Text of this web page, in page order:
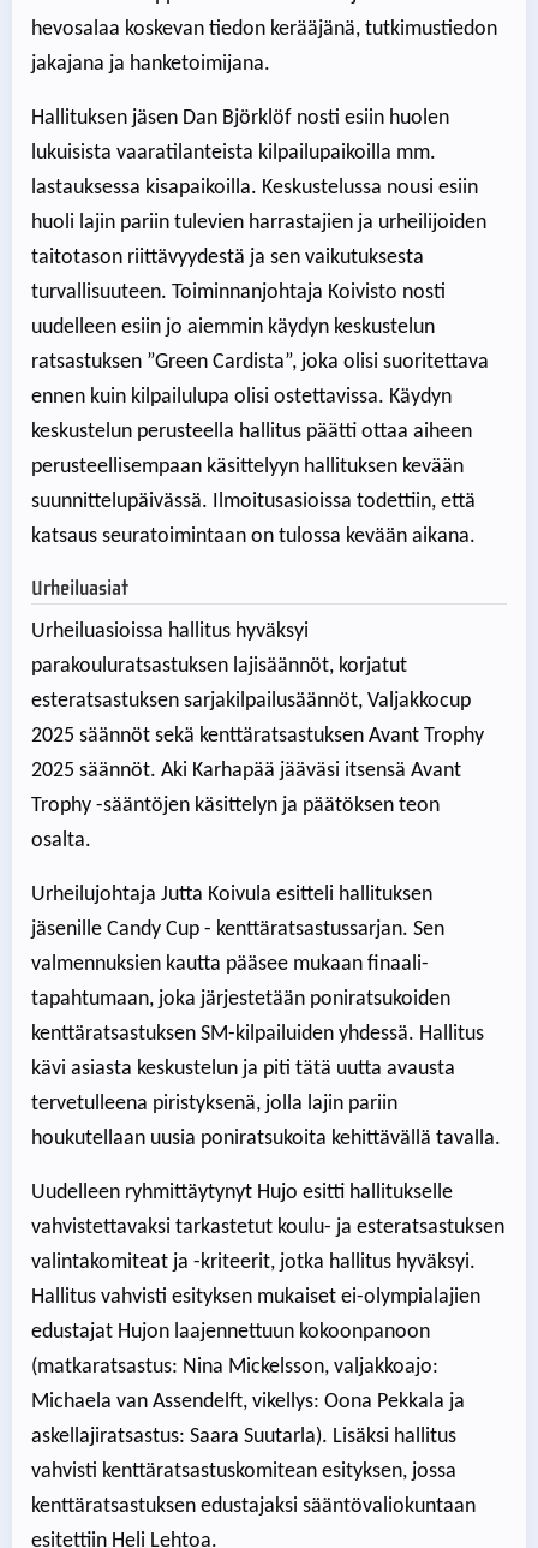
hevosalaa koskevan tiedon kerääjänä, tutkimustiedon
jakajana ja hanketoimijana.
Hallituksen jäsen Dan Björklöf nosti esiin huolen
lukuisista vaaratilanteista kilpailupaikoilla mm.
lastauksessa kisapaikoilla. Keskustelussa nousi esiin
huoli lajin pariin tulevien harrastajien ja urheilijoiden
taitotason riittävyydestä ja sen vaikutuksesta
turvallisuuteen. Toiminnanjohtaja Koivisto nosti
uudelleen esiin jo aiemmin käydyn keskustelun
ratsastuksen ”Green Cardista”, joka olisi suoritettava
ennen kuin kilpailulupa olisi ostettavissa. Käydyn
keskustelun perusteella hallitus päätti ottaa aiheen
perusteellisempaan käsittelyyn hallituksen kevään
suunnittelupäivässä. Ilmoitusasioissa todettiin, että
katsaus seuratoimintaan on tulossa kevään aikana.
Urheiluasiat
Urheiluasioissa hallitus hyväksyi
parakouluratsastuksen lajisäännöt, korjatut
esteratsastuksen sarjakilpailusäännöt, Valjakkocup
2025 säännöt sekä kenttäratsastuksen Avant Trophy
2025 säännöt. Aki Karhapää jääväsi itsensä Avant
Trophy -sääntöjen käsittelyn ja päätöksen teon
osalta.
Urheilujohtaja Jutta Koivula esitteli hallituksen
jäsenille Candy Cup - kenttäratsastussarjan. Sen
valmennuksien kautta pääsee mukaan finaali-
tapahtumaan, joka järjestetään poniratsukoiden
kenttäratsastuksen SM-kilpailuiden yhdessä. Hallitus
kävi asiasta keskustelun ja piti tätä uutta avausta
tervetulleena piristyksenä, jolla lajin pariin
houkutellaan uusia poniratsukoita kehittävällä tavalla.
Uudelleen ryhmittäytynyt Hujo esitti hallitukselle
vahvistettavaksi tarkastetut koulu- ja esteratsastuksen
valintakomiteat ja -kriteerit, jotka hallitus hyväksyi.
Hallitus vahvisti esityksen mukaiset ei-olympialajien
edustajat Hujon laajennettuun kokoonpanoon
(matkaratsastus: Nina Mickelsson, valjakkoajo:
Michaela van Assendelft, vikellys: Oona Pekkala ja
askellajiratsastus: Saara Suutarla). Lisäksi hallitus
vahvisti kenttäratsastuskomitean esityksen, jossa
kenttäratsastuksen edustajaksi sääntövaliokuntaan
esitettiin Heli Lehtoa.